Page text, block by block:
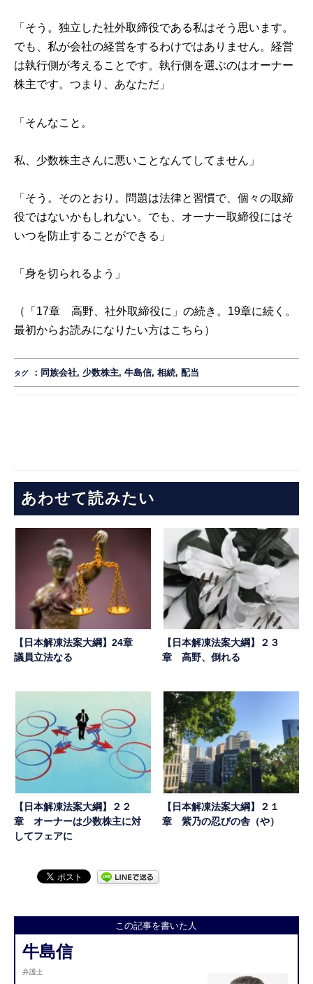
「そう。独立した社外取締役である私はそう思います。
でも、私が会社の経営をするわけではありません。経営
は執行側が考えることです。執行側を選ぶのはオーナー
株主です。つまり、あなただ」
「そんなこと。
私、少数株主さんに悪いことなんてしてません」
「そう。そのとおり。問題は法律と習慣で、個々の取締
役ではないかもしれない。でも、オーナー取締役にはそ
いつを防止することができる」
「身を切られるよう」
（「 17章 高野、社外取締役に 」の続き。19章に続く。
最初からお読みになりたい方はこちら ）
タグ ： 同族会社,少数株主,牛島信,相続,配当
あわせて読みたい
【日本解凍法案大綱】24章
議員立法なる
【日本解凍法案大綱】２３
章 高野、倒れる
【日本解凍法案大綱】２２
章 オーナーは少数株主に対
してフェアに
【日本解凍法案大綱】２１
章 紫乃の忍びの舎（や）
この記事を書いた人
牛島信
弁護士